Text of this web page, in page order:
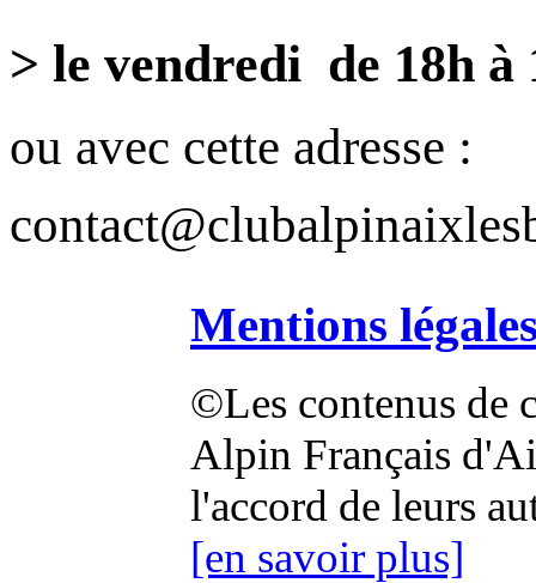
> le vendredi de 18h à
ou avec cette adresse :
Mentions
©Les contenus de
Alpin Français
l'accord de leurs
[en savoir plus]